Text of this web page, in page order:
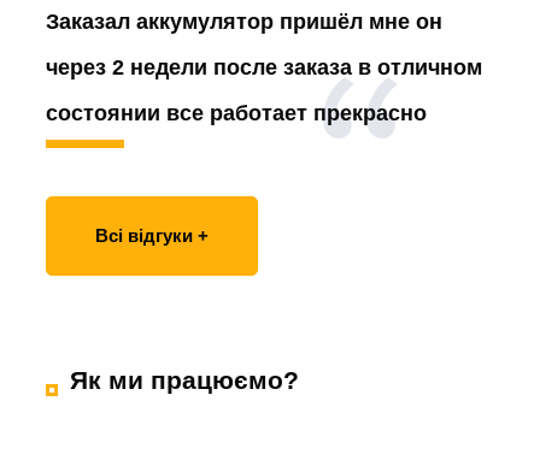
Заказал аккумулятор пришёл мне он
через 2 недели после заказа в отличном
состоянии все работает прекрасно
Всі відгуки +
Як ми працюємо?